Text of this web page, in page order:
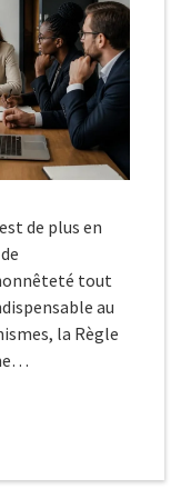
de plus en
tout
au
la Règle